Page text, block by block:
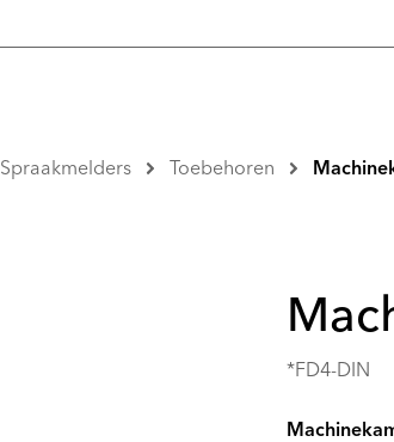
Toebehoren
*FD4-DIN